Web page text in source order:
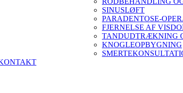
SINUSLØFT
PARADENTOSE-
FJERNELSE AF
TANDUDTRÆKNING
KNOGLEOPBYGNING